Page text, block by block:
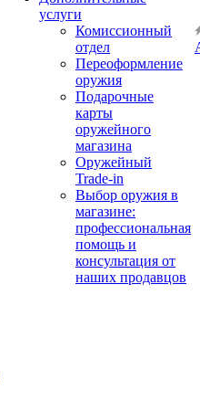
услуги
Комиссионный
отдел
Переоформление
оружия
Подарочные
карты
оружейного
магазина
Оружейный
Trade-in
Выбор оружия в
магазине:
профессиональная
помощь и
консультация от
наших продавцов